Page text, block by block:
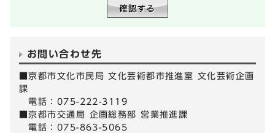
お問い合わせ先
■京都市文化市民局 文化芸術都市推進室 文化芸術企画
課
電話：075-222-3119
■京都市交通局 企画総務部 営業推進課
電話：075-863-5065